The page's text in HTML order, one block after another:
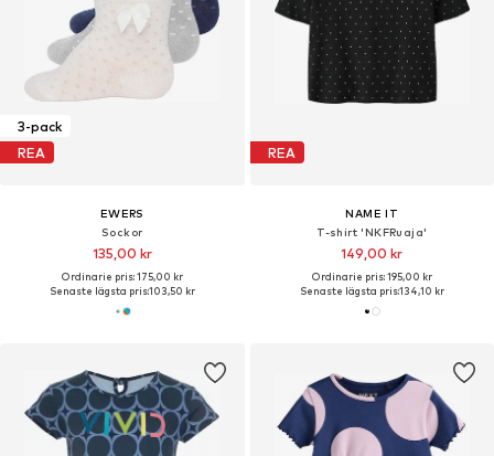
3-pack
REA
EWERS
Sockor
135,00 kr
Ordinarie pris: 175,00 kr
Senaste lägsta pris:103,50 kr
REA
NAME IT
T-shirt 'NKFRuaja'
149,00 kr
Ordinarie pris: 195,00 kr
Senaste lägsta pris:134,10 kr